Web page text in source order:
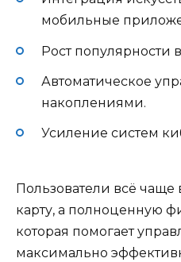
мобильные
Рост популярности
Автоматическое
накоплениями.
Усиление систем
Пользователи всё
карту, а полноценную
которая помогает
максимально